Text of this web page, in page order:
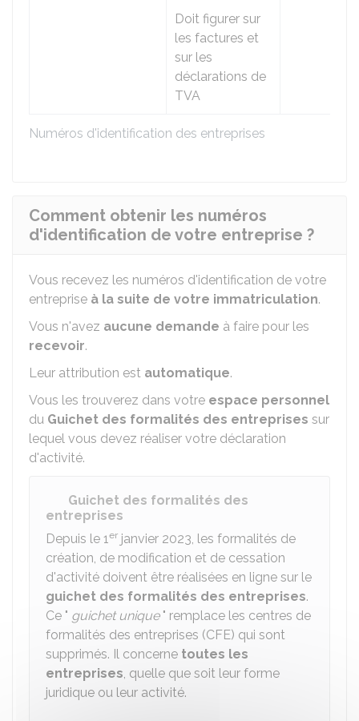
Numéros d'identification des entreprises
Doit figurer sur
les factures et
sur les
déclarations de
TVA
Comment obtenir les numéros
d'identification de votre entreprise ?
Vous recevez les numéros d'identification de votre
entreprise à la suite de votre immatriculation.
Vous n'avez aucune demande à faire pour les
recevoir.
Leur attribution est automatique.
Vous les trouverez dans votre espace personnel
du Guichet des formalités des entreprises sur
lequel vous devez réaliser votre déclaration
d'activité.
Guichet des formalités des
entreprises
Depuis le 1er janvier 2023, les formalités de
création, de modification et de cessation
d'activité doivent être réalisées en ligne sur le
guichet des formalités des entreprises.
Ce " guichet unique" remplace les centres de
formalités des entreprises (CFE) qui sont
supprimés. Il concerne toutes les
entreprises, quelle que soit leur forme
juridique ou leur activité.